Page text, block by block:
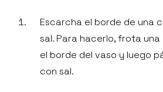
Escarcha el borde de una
sal. Para hacerlo, frota
el borde del vaso y luego
con sal.